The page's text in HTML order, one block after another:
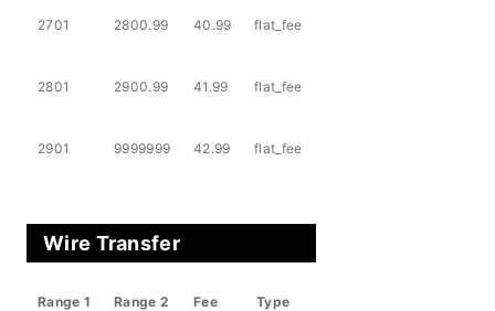
2701 2800.99 40.99 flat_fee
2801 2900.99 41.99 flat_fee
2901 9999999 42.99 flat_fee
Wire Transfer
Range 1 Range 2 Fee Type